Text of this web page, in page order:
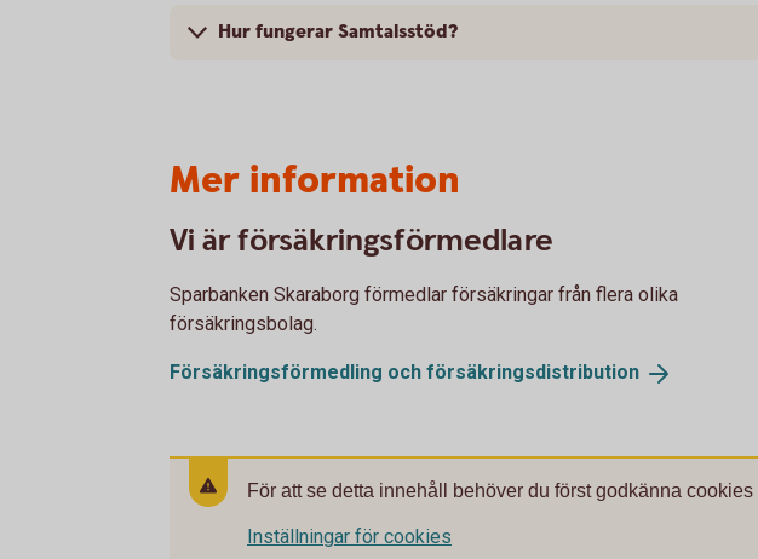
Hur fungerar Samtalsstöd?
Mer information
Vi är försäkringsförmedlare
Sparbanken Skaraborg förmedlar försäkringar från flera olika
försäkringsbolag.
Försäkringsförmedling och försäkringsdistribution
För att se detta innehåll behöver du först godkänna
Inställningar för cookies